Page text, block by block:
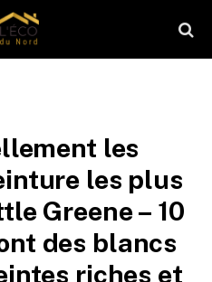
les
les plus
Greene – 10
des blancs
riches et